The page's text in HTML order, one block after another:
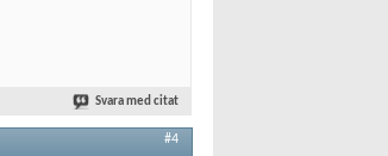
Svara med citat
#4